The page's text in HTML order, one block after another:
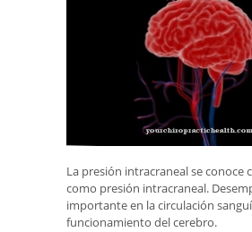
La presión intracraneal se conoce
como presión intracraneal.
importante en la circulación
funcionamiento del cerebro.